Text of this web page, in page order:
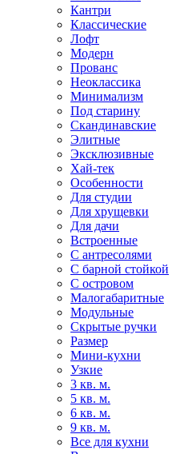
Кантри
Классические
Лофт
Модерн
Прованс
Неоклассика
Минимализм
Под старину
Скандинавские
Элитные
Эксклюзивные
Хай-тек
Особенности
Для студии
Для хрущевки
Для дачи
Встроенные
С антресолями
С барной стойкой
С островом
Малогабаритные
Модульные
Скрытые ручки
Размер
Мини-кухни
Узкие
3 кв. м.
5 кв. м.
6 кв. м.
9 кв. м.
Все для кухни